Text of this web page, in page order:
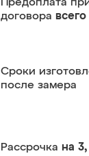
Предоплата
договора
Сроки
после замера
Рассрочка на